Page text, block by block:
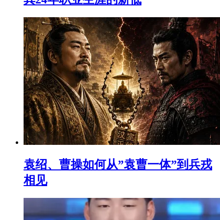
袁绍、曹操如何从”袁曹一体”到兵戎
相见